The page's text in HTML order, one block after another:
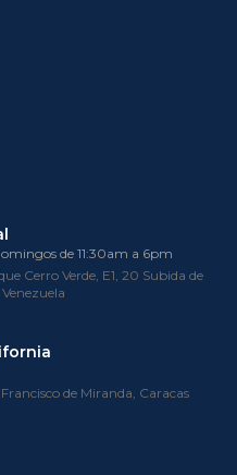
de 11:30am a 6pm
Cerro Verde, E1, 20 Subida de
de Miranda, Caracas